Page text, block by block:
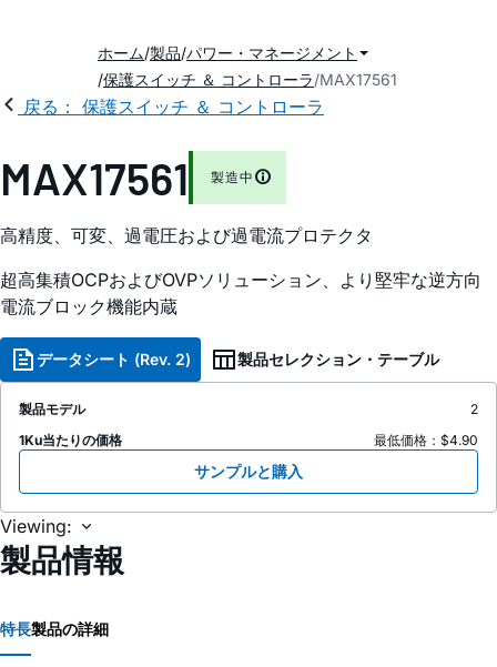
ホーム 製品 パワー・マネージメント
保護スイッチ ＆ コントローラ MAX17561
戻る： 保護スイッチ ＆ コントローラ
MAX17561 製造中
高精度、可変、過電圧および過電流プロテクタ
超高集積OCPおよびOVPソリューション、より堅牢な逆方向
電流ブロック機能内蔵
データシート (Rev. 2) 製品セレクション・テーブル
製品モデル
2
1Ku当たりの価格
最低価格：$4.90
サンプルと購入
Viewing:
製品情報
特長製品の詳細